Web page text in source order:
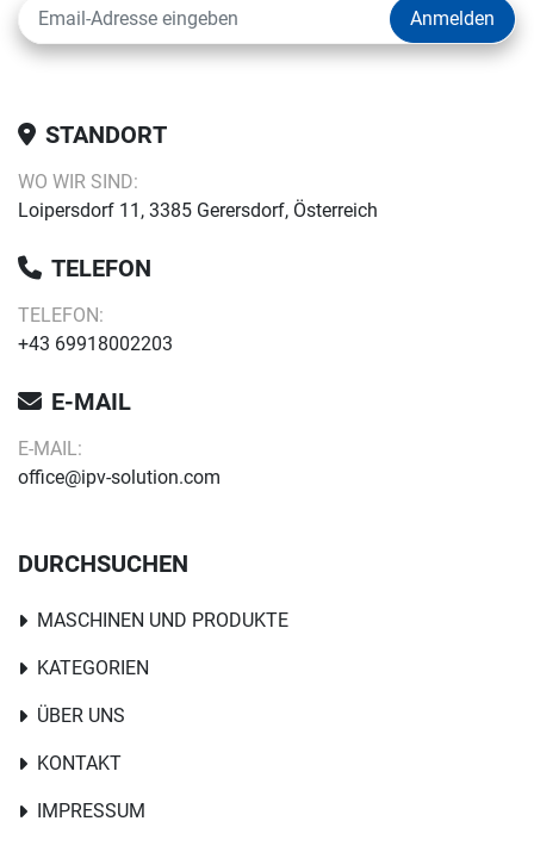
Anmelden
STANDORT
WO WIR SIND:
Loipersdorf 11, 3385 Gerersdorf, Österreich
TELEFON
TELEFON:
+43 69918002203
E-MAIL
E-MAIL:
office@ipv-solution.com
DURCHSUCHEN
MASCHINEN UND PRODUKTE
KATEGORIEN
ÜBER UNS
KONTAKT
IMPRESSUM